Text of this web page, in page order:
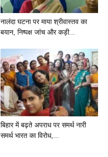
नालंदा घटना पर माया श्रीवास्तव का
बयान, निष्पक्ष जांच और कड़ी...
बिहार में बढ़ते अपराध पर समर्थ नारी
समर्थ भारत का विरोध,...